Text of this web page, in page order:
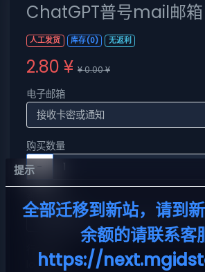
ChatGPT普号mail邮箱
人工发货 库存(0) 无返利
2.80 ¥ ¥ 0.00 ¥
电子邮箱
购买数量
-
查询密码
行为验证
loading...
提示
全部迁移到新站，请到
余额的请联系客
https://